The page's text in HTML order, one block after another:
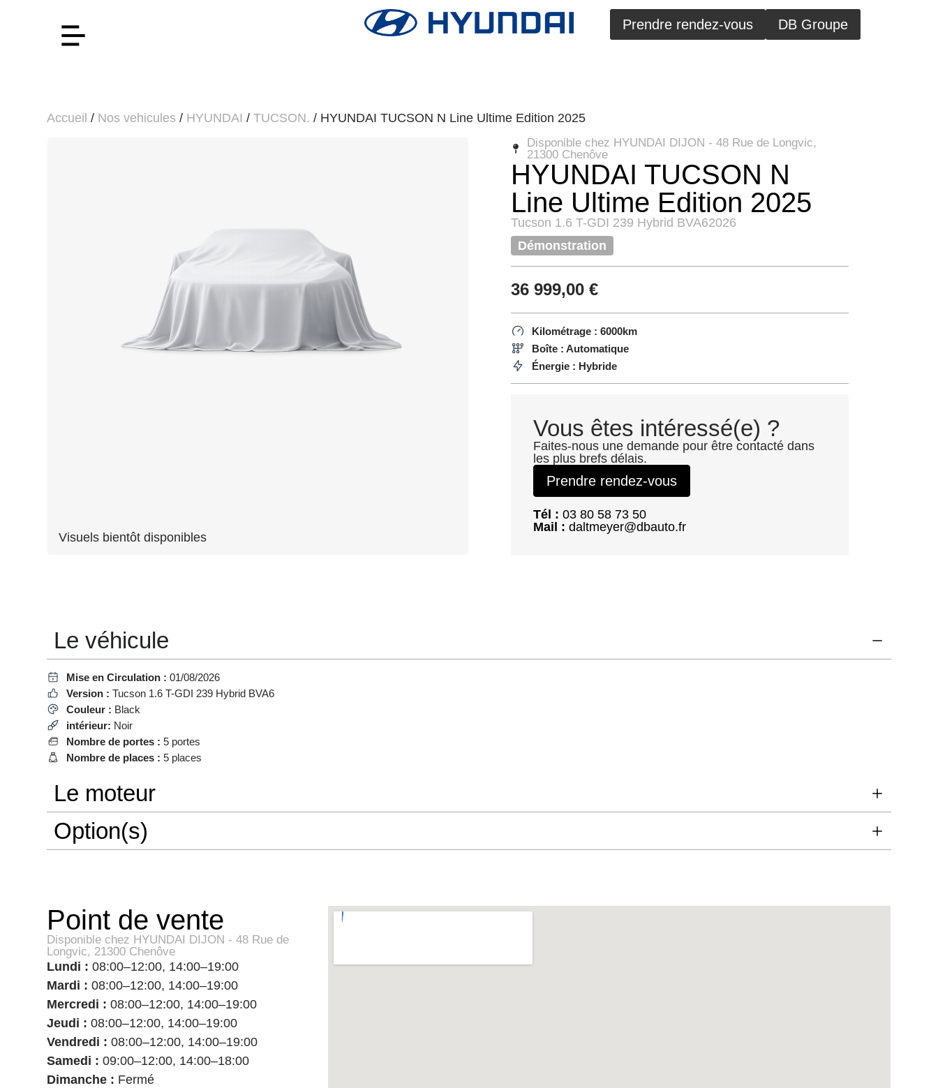
Prendre rendez-vous DB Groupe
Accueil / Nos vehicules / HYUNDAI /TUCSON. / HYUNDAI TUCSON N Line Ultime Edition 2025
Visuels bientôt disponibles
Disponible chez HYUNDAI DIJON - 48 Rue de Longvic,
21300 Chenôve
HYUNDAI TUCSON N
Line Ultime Edition 2025
Tucson 1.6 T-GDI 239 Hybrid BVA62026
Démonstration
36 999,00€
Kilométrage : 6000km
Boîte : Automatique
Énergie : Hybride
Vous êtes intéressé(e) ?
Faites-nous une demande pour être contacté dans
les plus brefs délais.
Prendre rendez-vous
Tél : 03 80 58 73 50
Mail : daltmeyer@dbauto.fr
Le véhicule
Mise en Circulation : 01/08/2026
Version : Tucson 1.6 T-GDI 239 Hybrid BVA6
Couleur : Black
intérieur: Noir
Nombre de portes : 5 portes
Nombre de places : 5 places
Le moteur
Option(s)
Point de vente
Disponible chez HYUNDAI DIJON - 48 Rue de
Longvic, 21300 Chenôve
Lundi : 08:00–12:00, 14:00–19:00
Mardi : 08:00–12:00, 14:00–19:00
Mercredi : 08:00–12:00, 14:00–19:00
Jeudi : 08:00–12:00, 14:00–19:00
Vendredi : 08:00–12:00, 14:00–19:00
Samedi : 09:00–12:00, 14:00–18:00
Dimanche : Fermé